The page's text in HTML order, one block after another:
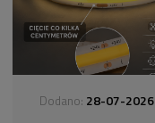
Dodano: 28-07-2026